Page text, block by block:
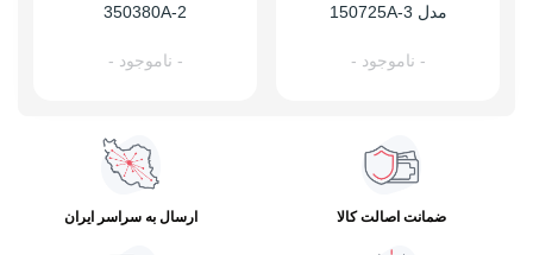
مدل 150725A-3
- ناموجود -
350380A-2
- ناموجود -
ضمانت اصالت کالا ارسال به سراسر ایران